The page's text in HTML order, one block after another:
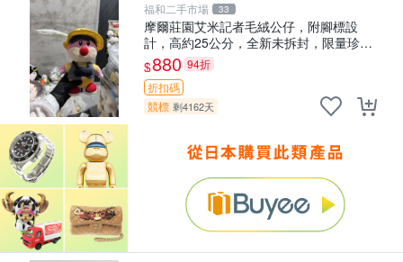
福和二手市場 33
摩爾莊園艾米記者毛絨公仔，附腳標設
計，高約25公分，全新未拆封，限量珍
藏。艾米記者 毛絨公仔 超萌玩偶
$880 94折
折扣碼
競標 剩4162天